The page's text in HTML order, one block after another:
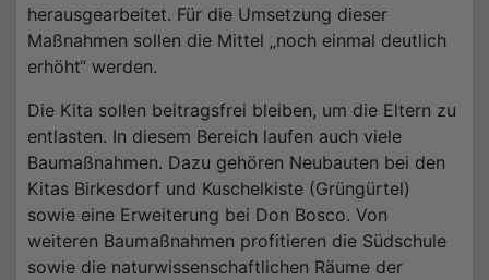
herausgearbeitet. Für die Umsetzung dieser
Maßnahmen sollen die Mittel „noch einmal deutlich
erhöht“ werden.
Die Kita sollen beitragsfrei bleiben, um die Eltern zu
entlasten. In diesem Bereich laufen auch viele
Baumaßnahmen. Dazu gehören Neubauten bei den
Kitas Birkesdorf und Kuschelkiste (Grüngürtel)
sowie eine Erweiterung bei Don Bosco. Von
weiteren Baumaßnahmen profitieren die Südschule
sowie die naturwissenschaftlichen Räume der